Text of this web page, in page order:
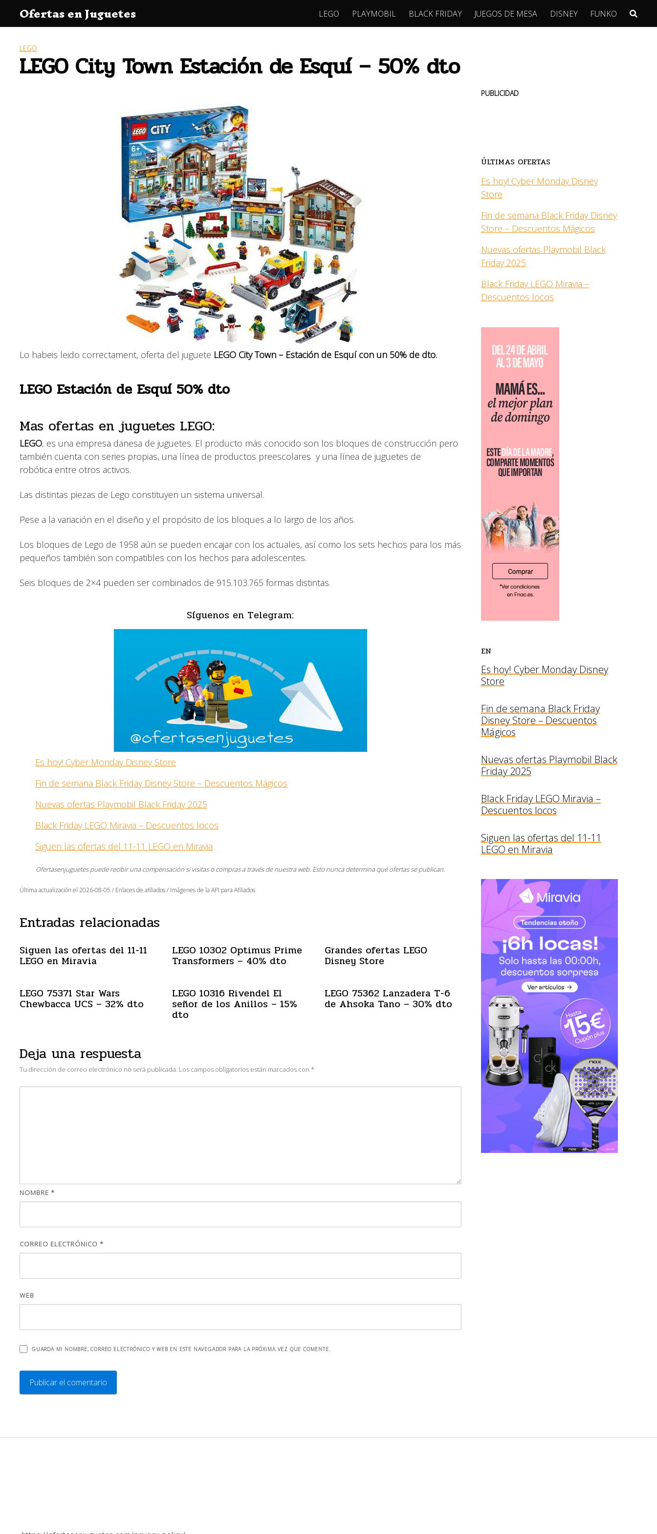
contenido
Ofertas en Juguetes LEGO PLAYMOBIL BLACK FRIDAY JUEGOS DE MESA DISNEY FUNKO
LEGO
LEGO City Town Estación de Esquí – 50% dto
Lo habeis leido correctament, oferta del juguete LEGO City Town – Estación de Esquí con un 50% de dto.
LEGO Estación de Esquí 50% dto
Mas ofertas en juguetes LEGO:
LEGO, es una empresa danesa de juguetes. El producto más conocido son los bloques de construcción pero
también cuenta con series propias, una línea de productos preescolares y una línea de juguetes de
robótica entre otros activos.
Las distintas piezas de Lego constituyen un sistema universal.
Pese a la variación en el diseño y el propósito de los bloques a lo largo de los años.
Los bloques de Lego de 1958 aún se pueden encajar con los actuales, así como los sets hechos para los más
pequeños también son compatibles con los hechos para adolescentes.
Seis bloques de 2×4 pueden ser combinados de 915.103.765 formas distintas.
Síguenos en Telegram:
Es hoy! Cyber Monday Disney Store
Fin de semana Black Friday Disney Store – Descuentos Mágicos
Nuevas ofertas Playmobil Black Friday 2025
Black Friday LEGO Miravia – Descuentos locos
Siguen las ofertas del 11-11 LEGO en Miravia
Ofertasenjuguetes puede recibir una compensación si visitas o compras a través de nuestra web. Esto nunca determina qué ofertas se publican.
Última actualización el 2026-08-05 / Enlaces de afiliados / Imágenes de la API para Afiliados
Entradas relacionadas
Siguen las ofertas del 11-11
LEGO en Miravia
LEGO 10302 Optimus Prime
Transformers – 40% dto
Grandes ofertas LEGO
Disney Store
LEGO 75371 Star Wars
Chewbacca UCS – 32% dto
LEGO 10316 Rivendel El
señor de los Anillos – 15%
dto
LEGO 75362 Lanzadera T-6
de Ahsoka Tano – 30% dto
Deja una respuesta
Tu dirección de correo electrónico no será publicada. Los campos obligatorios están marcados con *
NOMBRE *
CORREO ELECTRÓNICO *
WEB
GUARDA MI NOMBRE, CORREO ELECTRÓNICO Y WEB EN ESTE NAVEGADOR PARA LA PRÓXIMA VEZ QUE COMENTE.
PUBLICIDAD
ÚLTIMAS OFERTAS
Es hoy! Cyber Monday Disney
Store
Fin de semana Black Friday Disney
Store – Descuentos Mágicos
Nuevas ofertas Playmobil Black
Friday 2025
Black Friday LEGO Miravia –
Descuentos locos
EN
Es hoy! Cyber Monday Disney
Store
Fin de semana Black Friday
Disney Store – Descuentos
Mágicos
Nuevas ofertas Playmobil Black
Friday 2025
Black Friday LEGO Miravia –
Descuentos locos
Siguen las ofertas del 11-11
LEGO en Miravia